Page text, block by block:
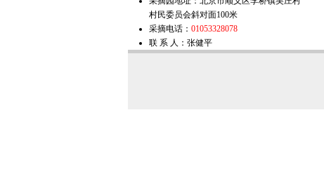
村民委员会斜对面100米
采摘电话： 01053328078
联 系 人：张健平